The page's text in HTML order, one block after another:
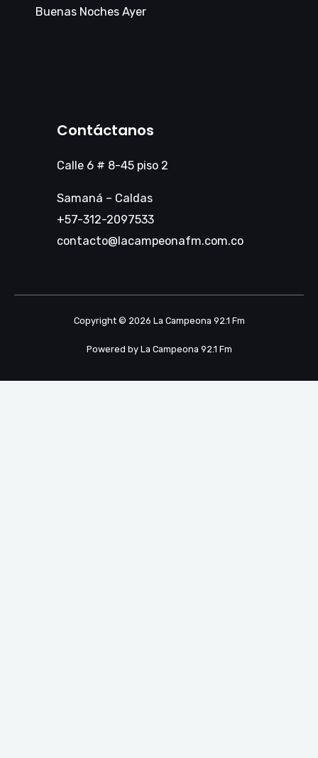
Buenas Noches Ayer
Contáctanos
Calle 6 # 8-45 piso 2
Samaná – Caldas
+57-312-2097533
contacto@lacampeonafm.com.co
Copyright © 2026 La Campeona 92.1 Fm
Powered by La Campeona 92.1 Fm